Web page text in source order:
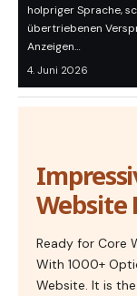
holpriger Sprache,
übertriebenen
Anzeigen…
4. Juni 2026
Website
Ready for Core
With 1000+
Website. It is